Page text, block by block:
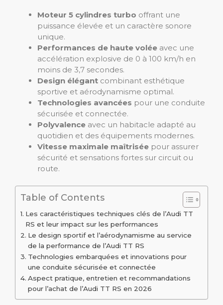
Moteur 5 cylindres turbo offrant une
puissance élevée et un caractère sonore
unique.
Performances de haute volée avec une
accélération explosive de 0 à 100 km/h en
moins de 3,7 secondes.
Design élégant combinant esthétique
sportive et aérodynamisme optimal.
Technologies avancées pour une conduite
sécurisée et connectée.
Polyvalence avec un habitacle adapté au
quotidien et des équipements modernes.
Vitesse maximale maîtrisée pour assurer
sécurité et sensations fortes sur circuit ou
route.
Table of Contents
Les caractéristiques techniques clés de l’Audi TT
RS et leur impact sur les performances
Le design sportif et l’aérodynamisme au service
de la performance de l’Audi TT RS
Technologies embarquées et innovations pour
une conduite sécurisée et connectée
Aspect pratique, entretien et recommandations
pour l’achat de l’Audi TT RS en 2026